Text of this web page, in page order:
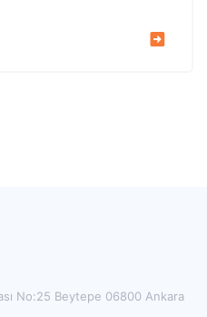
No:25 Beytepe 06800 Ankara